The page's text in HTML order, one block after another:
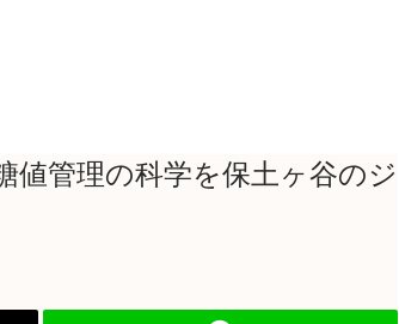
値管理の科学を保土ヶ谷のジ